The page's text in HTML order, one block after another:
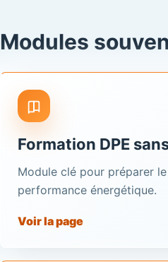
Modules
Formation DPE
Module clé pour préparer
performance énergétique.
Voir la page